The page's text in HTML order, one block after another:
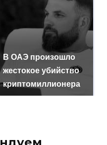
В ОАЭ произошло
жестокое убийство
криптомиллионера